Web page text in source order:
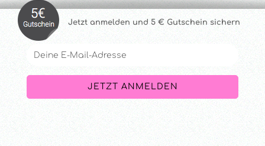
Jetzt anmelden und 5 € Gutschein sichern